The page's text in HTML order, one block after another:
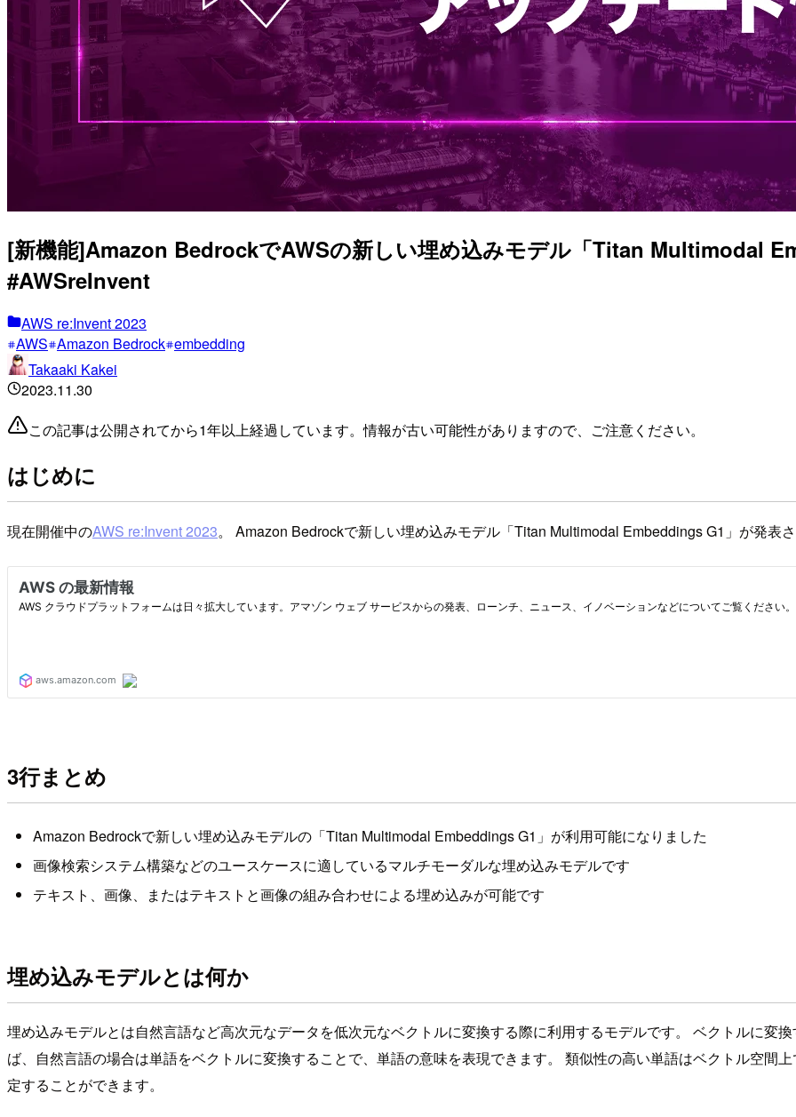
[新機能]Amazon BedrockでAWSの新しい埋め込みモデル「Titan Multimodal
#AWSreInvent
AWS re:Invent 2023
AWS Amazon Bedrock embedding
Takaaki Kakei
2023.11.30
この記事は公開されてから1年以上経過しています。情報が古い可能性がありますので、ご注意ください。
はじめに
現在開催中のAWS re:Invent 2023。 Amazon Bedrockで新しい埋め込みモデル「Titan Multimodal Embeddings G1」が発表
3行まとめ
Amazon Bedrockで新しい埋め込みモデルの「Titan Multimodal Embeddings G1」が利用可能になりました
画像検索システム構築などのユースケースに適しているマルチモーダルな埋め込みモデルです
テキスト、画像、またはテキストと画像の組み合わせによる埋め込みが可能です
埋め込みモデルとは何か
埋め込みモデルとは自然言語など高次元なデータを低次元なベクトルに変換する際に利用するモデルです。 ベクトルに変
ば、自然言語の場合は単語をベクトルに変換することで、単語の意味を表現できます。 類似性の高い単語はベクトル空間
定することができます。